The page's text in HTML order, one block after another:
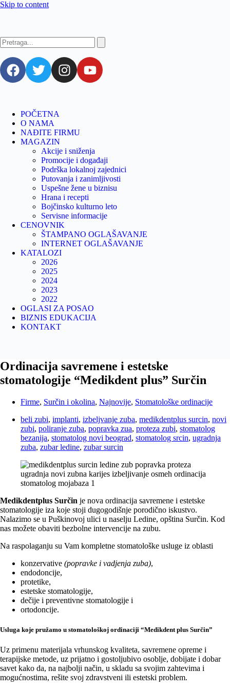
Skip to content
POČETNA
O NAMA
NAĐITE FIRMU
MAGAZIN
Akcije i sniženja
Promocije i događaji
Podrška lokalnoj zajednici
Putovanja i zanimljivosti
Uspešne žene u biznisu
Hrana i recepti
Bojčinsko kulturno leto
Servisne informacije
CENOVNIK
ŠTAMPANO OGLAŠAVANJE
INTERNET OGLAŠAVANJE
KATALOZI
2026
2025
2024
2023
2022
OGLASI ZA POSAO
BIZNIS EDUKACIJA
KONTAKT
Ordinacija savremene i estetske
stomatologije “Medikdent plus” Surčin
Firme, Surčin i okolina, Najnovije, Stomatološke ordinacije
beli zubi, implanti, izbeljvanje zuba, medikdentplus surcin, novi
zubi, poliranje zuba, popravka zua, proteza zubi, stomatolog
bezanija, stomatolog novi beograd, stomatolog srcin, ugradnja
zuba, zubar ledine, zubar surcin
Medikdentplus Surčin je nova ordinacija savremene i estetske
stomatologije iza koje stoji dugogodišnje porodično iskustvo.
Nalazimo se u Puškinovoj ulici u naselju Ledine, opština Surčin. Kod
nas možete obaviti bezbolne intervencije na zubu.
Na raspolaganju su Vam kompletne stomatološke usluge iz oblasti
konzervative (popravke i vadjenja zuba),
endodoncije,
protetike,
estetske stomatologije,
dečije i preventivne stomatologije i
ortodoncije.
Usluga koje pružamo u stomatološkoj ordinaciji “Medikdent plus Surčin”
Uz primenu materijala vrhunskog kvaliteta, savremene opreme i
terapijske metode, uz prijatno i gostoljubivo osoblje, dobijate i dobar
savet kako da, na najbolji način, u skladu sa svojim zahtevima i
mogućnostima, rešite svoj zdravstveni ili estetski problem.